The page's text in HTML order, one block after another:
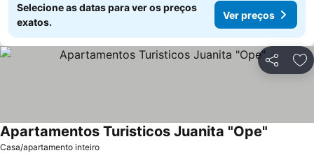
Selecione as datas para ver os preços
exatos.
Ver preços
Partilhar
Casa/apartamento inteiro
Apartamentos Turisticos Juanita "Ope"